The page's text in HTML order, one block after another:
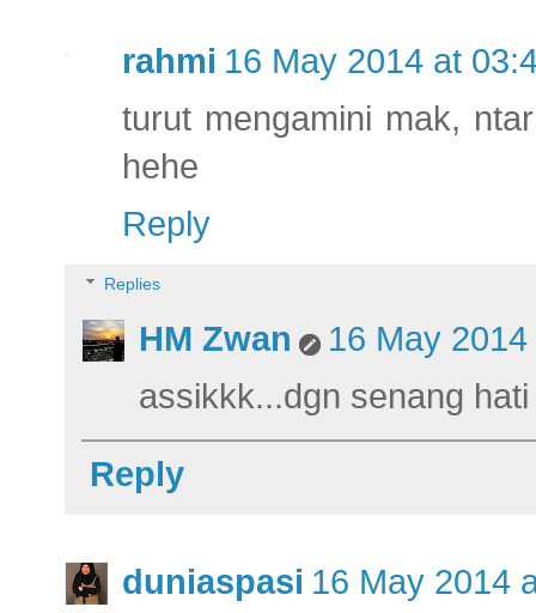
rahmi 16 May 2014 at
turut mengamini mak,
hehe
Reply
Replies
HM Zwan
16 May
assikkk...dgn senang
Reply
duniaspasi 16 May 2014